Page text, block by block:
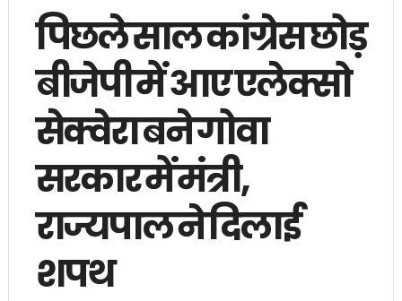
पिछले साल कांग्रेस छोड़
बीजेपी में आए एलेक्सो
सेक्वेरा बने गोवा
सरकार में मंत्री,
राज्यपाल ने दिलाई
शपथ